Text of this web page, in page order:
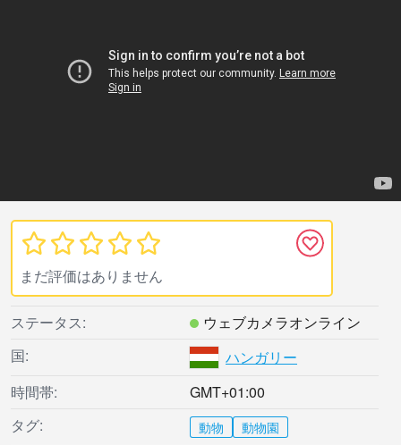
まだ評価はありません
ステータス:
ウェブカメラオンライン
国:
ハンガリー
時間帯:
GMT+01:00
タグ:
動物 動物園